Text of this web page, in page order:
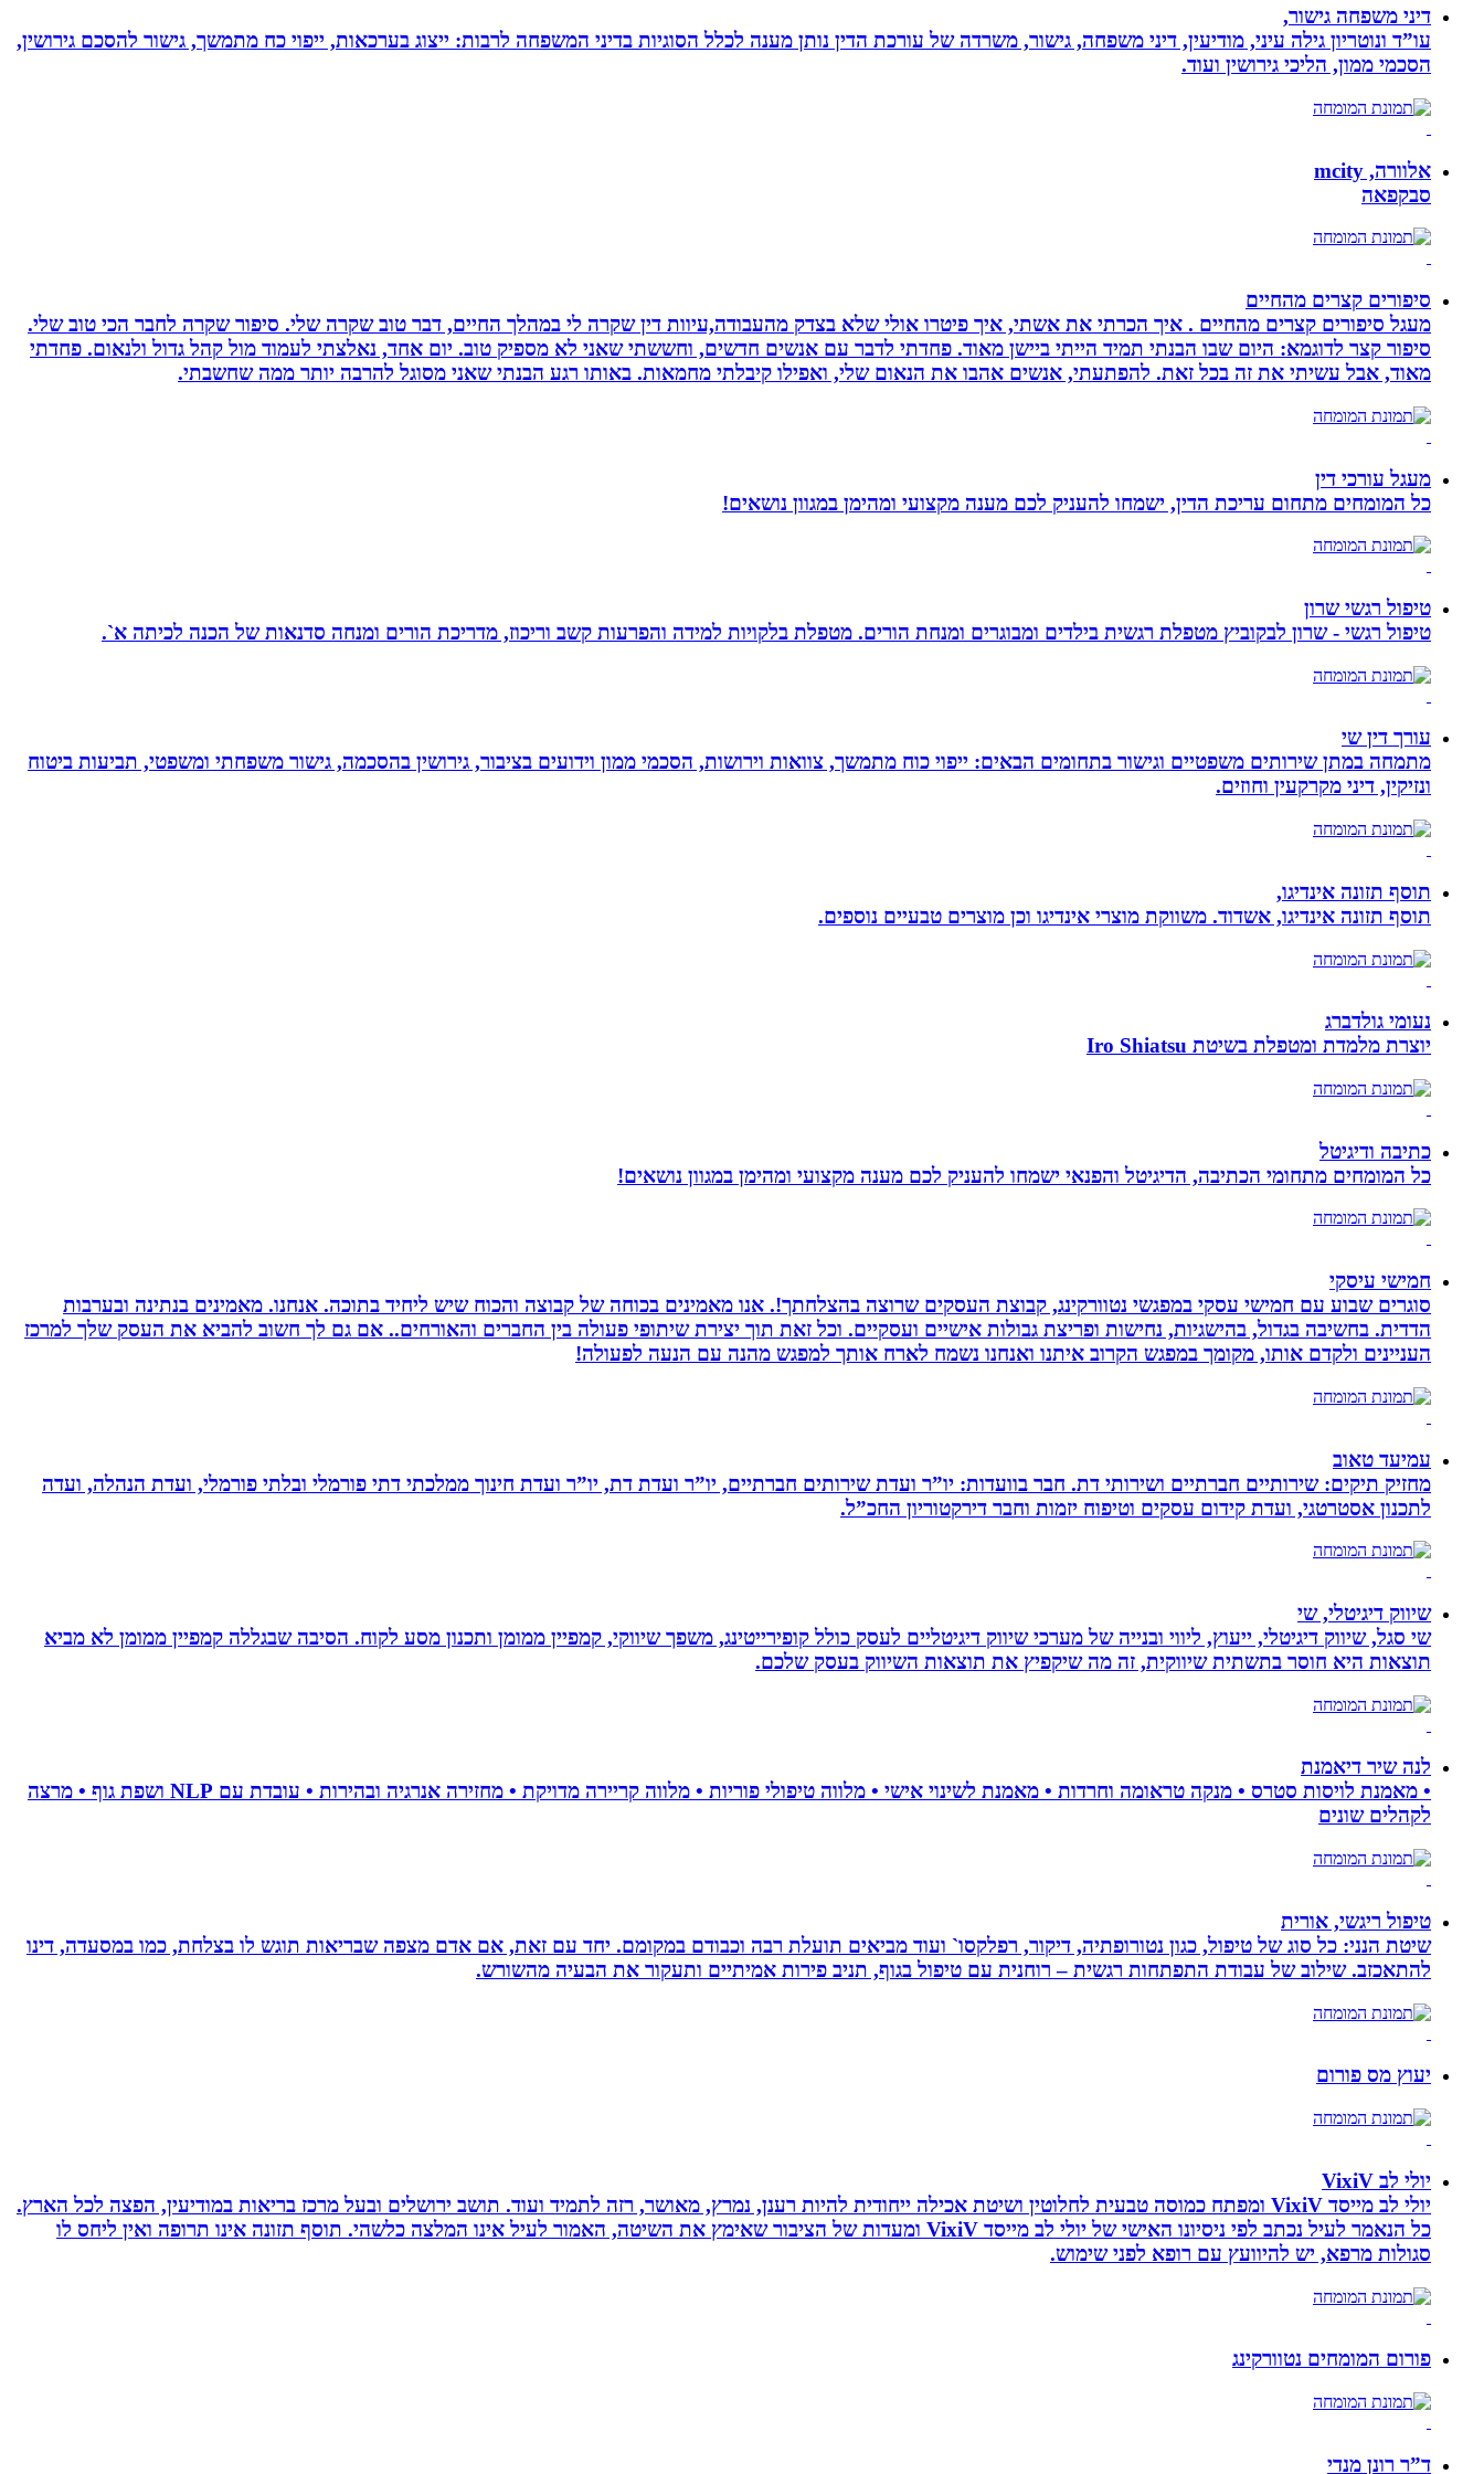
דיני משפחה גישור,
עו”ד ונוטריון גילה עיני, מודיעין, דיני משפחה, גישור, משרדה של עורכת הדין נותן מענה לכלל הסוגיות בדיני המשפחה לרבות: ייצוג בערכאות, ייפוי כח מתמשך, גישור להסכם גירושין,
הסכמי ממון, הליכי גירושין ועוד.
אלוורה, mcity
סבקפאה
סיפורים קצרים מהחיים
מעגל סיפורים קצרים מהחיים . איך הכרתי את אשתי, איך פיטרו אולי שלא בצדק מהעבודה,עיוות דין שקרה לי במהלך החיים, דבר טוב שקרה שלי. סיפור שקרה לחבר הכי טוב שלי.
סיפור קצר לדוגמא: היום שבו הבנתי תמיד הייתי ביישן מאוד. פחדתי לדבר עם אנשים חדשים, וחששתי שאני לא מספיק טוב. יום אחד, נאלצתי לעמוד מול קהל גדול ולנאום. פחדתי
מאוד, אבל עשיתי את זה בכל זאת. להפתעתי, אנשים אהבו את הנאום שלי, ואפילו קיבלתי מחמאות. באותו רגע הבנתי שאני מסוגל להרבה יותר ממה שחשבתי.
מעגל עורכי דין
כל המומחים מתחום עריכת הדין, ישמחו להעניק לכם מענה מקצועי ומהימן במגוון נושאים!
טיפול רגשי שרון
טיפול רגשי - שרון לבקוביץ מטפלת רגשית בילדים ומבוגרים ומנחת הורים. מטפלת בלקויות למידה והפרעות קשב וריכוז, מדריכת הורים ומנחה סדנאות של הכנה לכיתה א`.
עורך דין שי
מתמחה במתן שירותים משפטיים וגישור בתחומים הבאים: ייפוי כוח מתמשך, צוואות וירושות, הסכמי ממון וידועים בציבור, גירושין בהסכמה, גישור משפחתי ומשפטי, תביעות ביטוח
ונזיקין, דיני מקרקעין וחוזים.
תוסף תזונה אינדיגו,
תוסף תזונה אינדיגו, אשדוד. משווקת מוצרי אינדיגו וכן מוצרים טבעיים נוספים.
נעומי גולדברג
יוצרת מלמדת ומטפלת בשיטת Iro Shiatsu
כתיבה ודיגיטל
כל המומחים מתחומי הכתיבה, הדיגיטל והפנאי ישמחו להעניק לכם מענה מקצועי ומהימן במגוון נושאים!
חמישי עיסקי
סוגרים שבוע עם חמישי עסקי במפגשי נטוורקינג, קבוצת העסקים שרוצה בהצלחתך!. אנו מאמינים בכוחה של קבוצה והכוח שיש ליחיד בתוכה. אנחנו. מאמינים בנתינה ובערבות
הדדית. בחשיבה בגדול, בהישגיות, נחישות ופריצת גבולות אישיים ועסקיים. וכל זאת תוך יצירת שיתופי פעולה בין החברים והאורחים.. אם גם לך חשוב להביא את העסק שלך למרכז
העניינים ולקדם אותו, מקומך במפגש הקרוב איתנו ואנחנו נשמח לארח אותך למפגש מהנה עם הנעה לפעולה!
עמיעד טאוב
מחזיק תיקים: שירותיים חברתיים ושירותי דת. חבר בוועדות: יו”ר ועדת שירותים חברתיים, יו”ר ועדת דת, יו”ר ועדת חינוך ממלכתי דתי פורמלי ובלתי פורמלי, ועדת הנהלה, ועדה
לתכנון אסטרטגי, ועדת קידום עסקים וטיפוח יזמות וחבר דירקטוריון החכ”ל.
שיווק דיגיטלי, שי
שי סגל, שיווק דיגיטלי, ייעוץ, ליווי ובנייה של מערכי שיווק דיגיטליים לעסק כולל קופירייטינג, משפך שיווקי, קמפיין ממומן ותכנון מסע לקוח. הסיבה שבגללה קמפיין ממומן לא מביא
תוצאות היא חוסר בתשתית שיווקית, זה מה שיקפיץ את תוצאות השיווק בעסק שלכם.
לנה שיר דיאמנת
• מאמנת לויסות סטרס • מנקה טראומה וחרדות • מאמנת לשינוי אישי • מלווה טיפולי פוריות • מלווה קריירה מדויקת • מחזירה אנרגיה ובהירות • עובדת עם NLP ושפת גוף • מרצה
לקהלים שונים
טיפול ריגשי, אורית
שיטת הנני: כל סוג של טיפול, כגון נטורופתיה, דיקור, רפלקסו` ועוד מביאים תועלת רבה וכבודם במקומם. יחד עם זאת, אם אדם מצפה שבריאות תוגש לו בצלחת, כמו במסעדה, דינו
להתאכזב. שילוב של עבודת התפתחות רגשית – רוחנית עם טיפול בגוף, תניב פירות אמיתיים ותעקור את הבעיה מהשורש.
יעוץ מס פורום
יולי לב VixiV
יולי לב מייסד VixiV ומפתח כמוסה טבעית לחלוטין ושיטת אכילה ייחודית להיות רענן, נמרץ, מאושר, רזה לתמיד ועוד. תושב ירושלים ובעל מרכז בריאות במודיעין, הפצה לכל הארץ.
כל הנאמר לעיל נכתב לפי ניסיונו האישי של יולי לב מייסד VixiV ומעדות של הציבור שאימץ את השיטה, האמור לעיל אינו המלצה כלשהי. תוסף תזונה אינו תרופה ואין ליחס לו
סגולות מרפא, יש להיוועץ עם רופא לפני שימוש.
פורום המומחים נטוורקינג
ד”ר רונן מנדי